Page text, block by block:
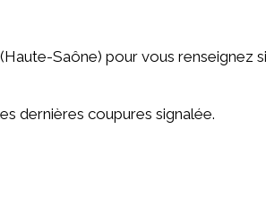
Saône) pour vous renseignez
dernières coupures signalée.